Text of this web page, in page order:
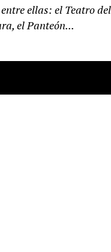
ellas: el Teatro del
el Panteón...